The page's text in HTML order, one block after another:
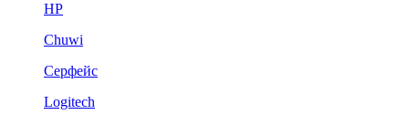
HP
Chuwi
Серфейс
Logitech